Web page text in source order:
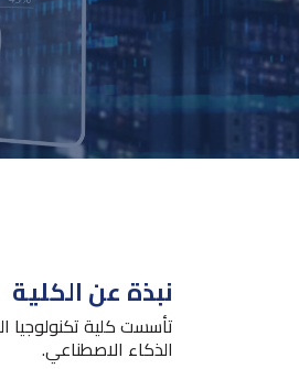
نبذة عن الكلية
الذكاء الاصطناعي.